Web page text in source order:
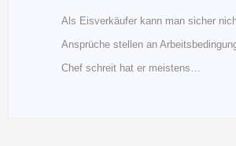
Als Eisverkäufer kann man sicher
Ansprüche stellen an
Chef schreit hat er meistens…